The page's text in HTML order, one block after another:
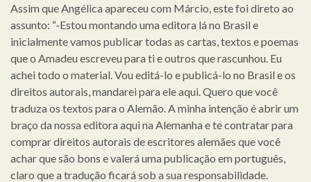
Assim que Angélica apareceu com Márcio, este foi direto ao
assunto: “-Estou montando uma editora lá no Brasil e
inicialmente vamos publicar todas as cartas, textos e poemas
que o Amadeu escreveu para ti e outros que rascunhou. Eu
achei todo o material. Vou editá-lo e publicá-lo no Brasil e os
direitos autorais, mandarei para ele aqui. Quero que você
traduza os textos para o Alemão. A minha intenção é abrir um
braço da nossa editora aqui na Alemanha e te contratar para
comprar direitos autorais de escritores alemães que você
achar que são bons e valerá uma publicação em português,
claro que a tradução ficará sob a sua responsabilidade.